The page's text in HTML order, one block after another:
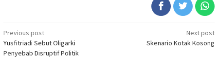
Post
navigation
Previous post
Yusfitriadi Sebut Oligarki
Penyebab Disruptif Politik
Next post
Skenario Kotak Kosong